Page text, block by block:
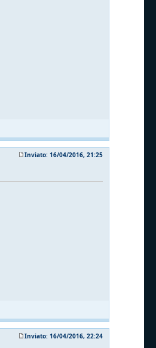
Inviato: 16/04/2016, 21:25
Inviato: 16/04/2016, 22:24